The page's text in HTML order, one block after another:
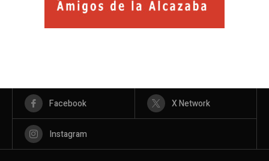
Facebook X Network
Instagram